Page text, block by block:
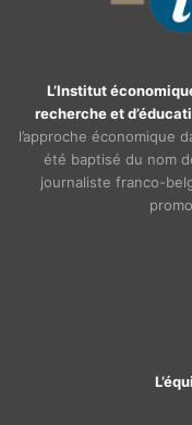
L’Institut
recherche et
l’approche économique
été baptisé du nom
journaliste franco-